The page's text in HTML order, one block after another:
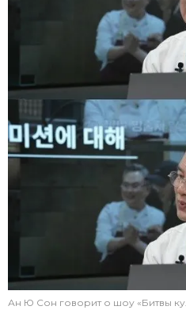
Ан Ю Сон говорит о шоу «Битвы